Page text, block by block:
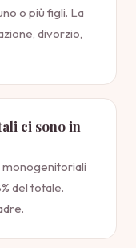
o più figli. La
divorzio,
ci sono in
monogenitoriali
del totale.